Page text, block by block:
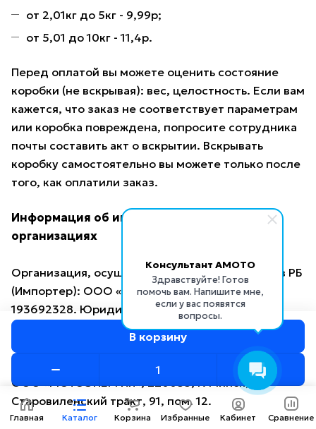
Консультант AMOTO
Здравствуйте! Готов
помочь вам. Напишите мне,
если у вас появятся
вопросы.
В корзину
от 2,01кг до 5кг - 9,99р;
от 5,01 до 10кг - 11,4р.
Перед оплатой вы можете оценить состояние
коробки (не вскрывая): вес, целостность. Если вам
кажется, что заказ не соответствует параметрам
или коробка повреждена, попросите сотрудника
почты составить акт о вскрытии. Вскрывать
коробку самостоятельно вы можете только после
того, как оплатили заказ.
Информация об импортере и сервисных
организациях
Организация, осуществляющая ввоз товаров в РБ
(Импортер): ООО «МОТОЭНЕРГИЯ», УНП
193692328. Юридический адрес: 220053, г.
Минск, Старовиленский тракт, 91, пом. 12.
Ремонтная организация (Сервисный центр),
уполномоченная на устранение недостатков:
ООО «МОТОЭНЕРГИЯ», 220053, г. Минск,
Старовиленский тракт, 91, пом. 12.
Главная Каталог Корзина Избранные Кабинет Сравнение